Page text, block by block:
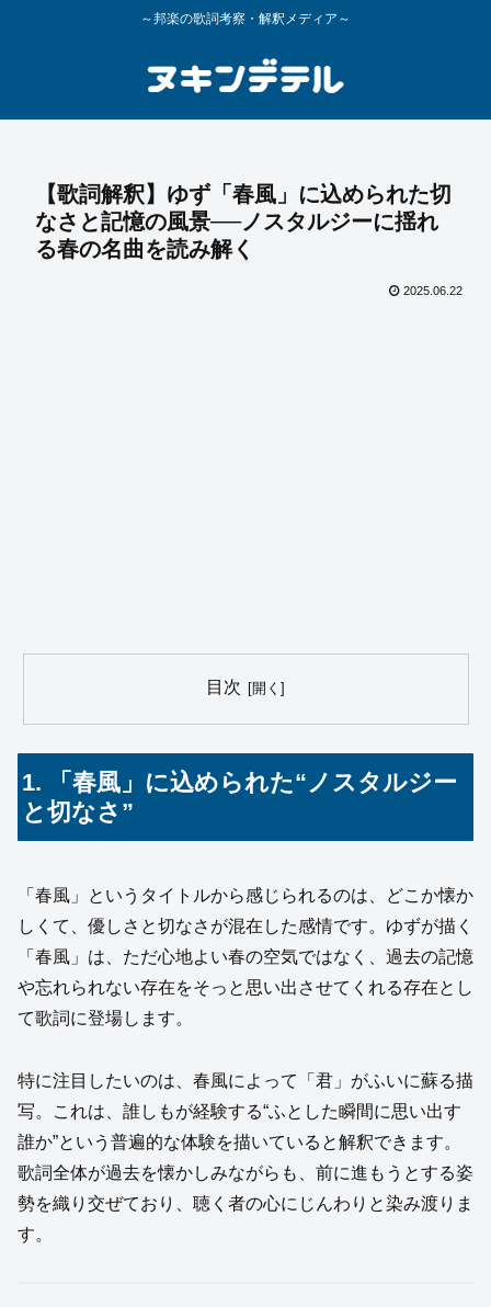
～邦楽の歌詞考察・解釈メディア～
【歌詞解釈】ゆず「春風」に込められた切
なさと記憶の風景──ノスタルジーに揺れ
る春の名曲を読み解く
2025.06.22
目次
1. 「春風」に込められた“ノスタルジー
と切なさ”
「春風」というタイトルから感じられるのは、どこか懐か
しくて、優しさと切なさが混在した感情です。ゆずが描く
「春風」は、ただ心地よい春の空気ではなく、過去の記憶
や忘れられない存在をそっと思い出させてくれる存在とし
て歌詞に登場します。
特に注目したいのは、春風によって「君」がふいに蘇る描
写。これは、誰しもが経験する“ふとした瞬間に思い出す
誰か”という普遍的な体験を描いていると解釈できます。
歌詞全体が過去を懐かしみながらも、前に進もうとする姿
勢を織り交ぜており、聴く者の心にじんわりと染み渡りま
す。